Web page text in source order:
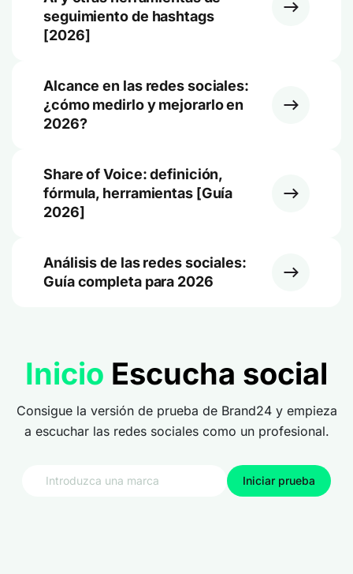
seguimiento de hashtags
[2026]
Alcance en las redes sociales:
¿cómo medirlo y mejorarlo en
2026?
Share of Voice: definición,
fórmula, herramientas [Guía
2026]
Análisis de las redes sociales:
Guía completa para 2026
Inicio Escucha social
Consigue la versión de prueba de Brand24 y empieza
a escuchar las redes sociales como un profesional.
Iniciar prueba